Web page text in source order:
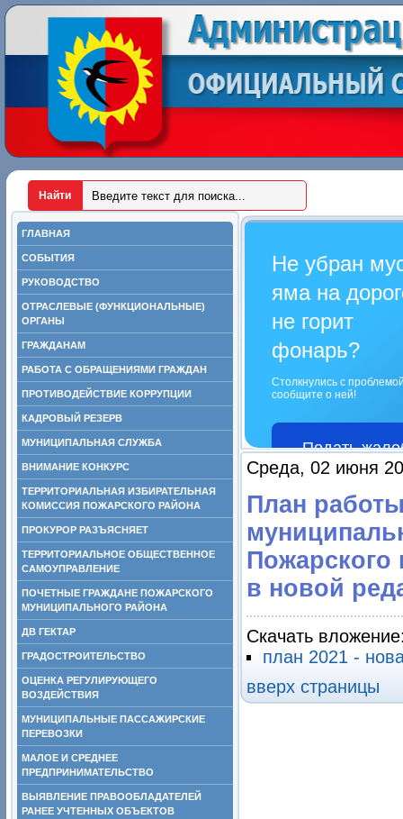
ГЛАВНАЯ
СОБЫТИЯ
РУКОВОДСТВО
ОТРАСЛЕВЫЕ (ФУНКЦИОНАЛЬНЫЕ)
ОРГАНЫ
ГРАЖДАНАМ
РАБОТА С ОБРАЩЕНИЯМИ ГРАЖДАН
ПРОТИВОДЕЙСТВИЕ КОРРУПЦИИ
КАДРОВЫЙ РЕЗЕРВ
МУНИЦИПАЛЬНАЯ СЛУЖБА
ВНИМАНИЕ КОНКУРС
ТЕРРИТОРИАЛЬНАЯ ИЗБИРАТЕЛЬНАЯ
КОМИССИЯ ПОЖАРСКОГО РАЙОНА
ПРОКУРОР РАЗЪЯСНЯЕТ
ТЕРРИТОРИАЛЬНОЕ ОБЩЕСТВЕННОЕ
САМОУПРАВЛЕНИЕ
ПОЧЕТНЫЕ ГРАЖДАНЕ ПОЖАРСКОГО
МУНИЦИПАЛЬНОГО РАЙОНА
ДВ ГЕКТАР
ГРАДОСТРОИТЕЛЬСТВО
ОЦЕНКА РЕГУЛИРУЮЩЕГО
ВОЗДЕЙСТВИЯ
МУНИЦИПАЛЬНЫЕ ПАССАЖИРСКИЕ
ПЕРЕВОЗКИ
МАЛОЕ И СРЕДНЕЕ
ПРЕДПРИНИМАТЕЛЬСТВО
ВЫЯВЛЕНИЕ ПРАВООБЛАДАТЕЛЕЙ
РАНЕЕ УЧТЕННЫХ ОБЪЕКТОВ
Не убран
яма на
не горит
фонарь?
Столкнулись с
сообщите о ней!
Подать
Среда, 02 июня
План
Пожарского
в новой
Скачать
план 2021 -
вверх страницы